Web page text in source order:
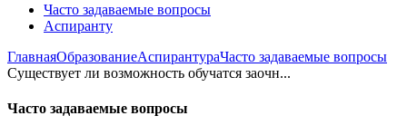
Часто задаваемые вопросы
Аспиранту
ГлавнаяОбразованиеАспирантураЧасто задаваемые вопросы
Существует ли возможность обучатся заочн...
Часто задаваемые вопросы